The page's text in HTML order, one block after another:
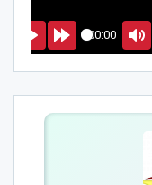
00:00